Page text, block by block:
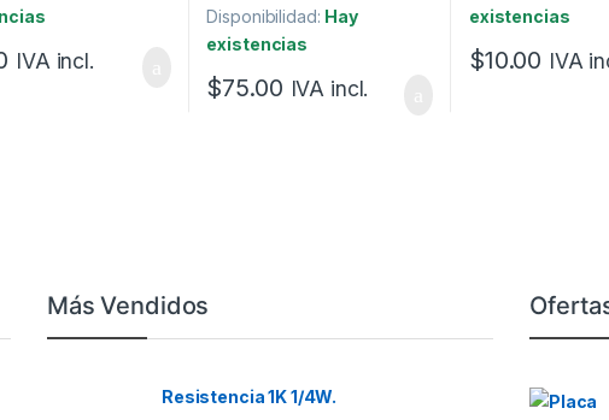
IVA incl.
Disponibilidad: Hay
existencias
$75.00 IVA incl.
existencias
$10.00 IVA
Más Vendidos
Resistencia 1K 1/4W.